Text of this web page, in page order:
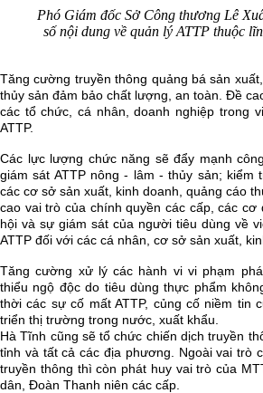
Phó Giám đốc Sở Công thương Lê
số nội dung về quản lý ATTP thuộc
Tăng cường truyền thông quảng bá sản
thủy sản đảm bảo chất lượng, an toàn. Đề
các tổ chức, cá nhân, doanh nghiệp trong
ATTP.
Các lực lượng chức năng sẽ đẩy mạnh
giám sát ATTP nông - lâm - thủy sản; kiểm
các cơ sở sản xuất, kinh doanh, quảng cáo
cao vai trò của chính quyền các cấp, các cơ
hội và sự giám sát của người tiêu dùng về
ATTP đối với các cá nhân, cơ sở sản xuất,
Tăng cường xử lý các hành vi vi phạm
thiểu ngộ độc do tiêu dùng thực phẩm
thời các sự cố mất ATTP, củng cố niềm tin
triển thị trường trong nước, xuất khẩu.
Hà Tĩnh cũng sẽ tổ chức chiến dịch truyền
tỉnh và tất cả các địa phương. Ngoài vai trò
truyền thông thì còn phát huy vai trò của
dân, Đoàn Thanh niên các cấp.